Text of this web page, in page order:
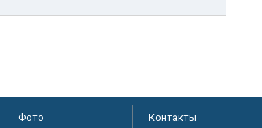
Фото Контакты